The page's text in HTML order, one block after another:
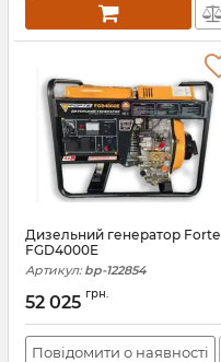
Дизельний генератор Forte
FGD4000E
Артикул: bp-122854
52 025 грн.
Повідомити о наявності